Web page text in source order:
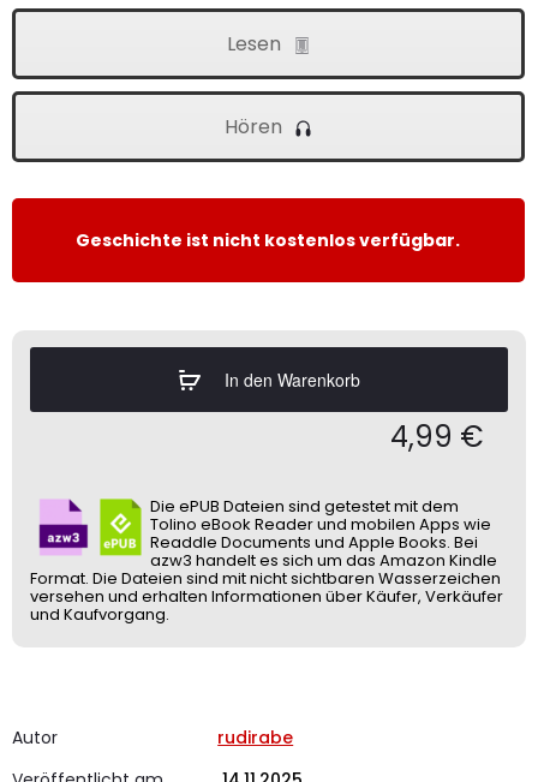
Autor
rudirabe
Lesen
Hören
Geschichte ist nicht kostenlos verfügbar.
In den Warenkorb
4,99 €
Die ePUB Dateien sind getestet mit dem
Tolino eBook Reader und mobilen Apps wie
Readdle Documents und Apple Books. Bei
azw3 handelt es sich um das Amazon Kindle
Format. Die Dateien sind mit nicht sichtbaren Wasserzeichen
versehen und erhalten Informationen über Käufer, Verkäufer
und Kaufvorgang.